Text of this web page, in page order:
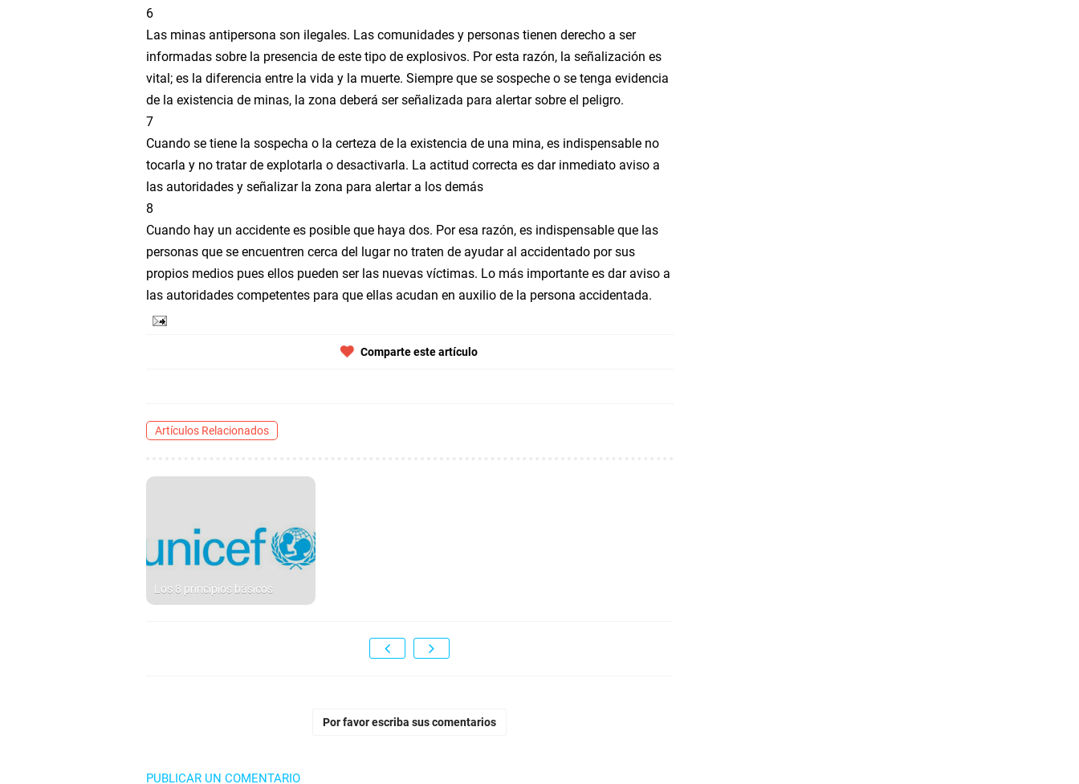
6
Las minas antipersona son ilegales. Las comunidades y personas tienen derecho a ser
informadas sobre la presencia de este tipo de explosivos. Por esta razón, la señalización es
vital; es la diferencia entre la vida y la muerte. Siempre que se sospeche o se tenga evidencia
de la existencia de minas, la zona deberá ser señalizada para alertar sobre el peligro.
7
Cuando se tiene la sospecha o la certeza de la existencia de una mina, es indispensable no
tocarla y no tratar de explotarla o desactivarla. La actitud correcta es dar inmediato aviso a
las autoridades y señalizar la zona para alertar a los demás
8
Cuando hay un accidente es posible que haya dos. Por esa razón, es indispensable que las
personas que se encuentren cerca del lugar no traten de ayudar al accidentado por sus
propios medios pues ellos pueden ser las nuevas víctimas. Lo más importante es dar aviso a
las autoridades competentes para que ellas acudan en auxilio de la persona accidentada.
Comparte este artículo
Artículos Relacionados
Los 8 principios básicos
Por favor escriba sus comentarios
PUBLICAR UN COMENTARIO